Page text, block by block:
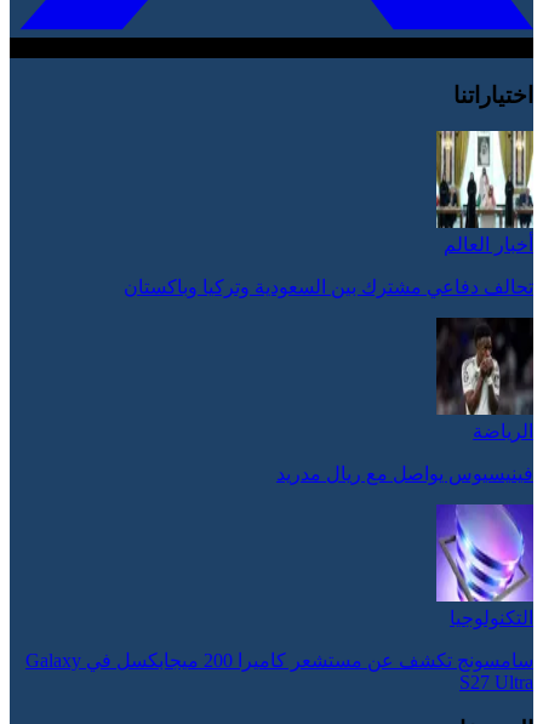
اختياراتنا
أخبار العالم
تحالف دفاعي مشترك بين السعودية وتركيا وباكستان
الرياضة
فينيسيوس يواصل مع ريال مدريد
التكنولوجيا
سامسونج تكشف عن مستشعر كاميرا 200 ميجابكسل في Galaxy
S27 Ultra